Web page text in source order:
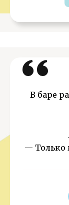
В баре
— Только